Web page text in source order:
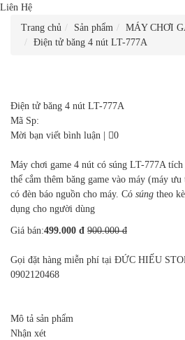
Liên Hệ
Trang chủ
Sản phẩm
MÁY CHƠI
Điện tử băng 4 nút LT-777A
Điện tử băng 4 nút LT-777A
Mã Sp:
Mời bạn viết bình luận
0
Máy chơi game 4 nút có súng LT-777A tích
thể cắm thêm băng game vào máy (máy
có đèn báo nguồn cho máy. Có súng theo
dụng cho người dùng
Giá bán:499.000 đ 900.000 đ
Gọi đặt hàng miễn phí tại ĐỨC HIẾU
0902120468
Mô tả sản phẩm
Nhận xét